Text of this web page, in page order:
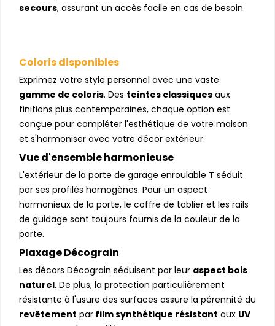
secours, assurant un accès facile en cas de besoin.
Coloris disponibles
Exprimez votre style personnel avec une vaste
gamme de coloris. Des teintes classiques aux
finitions plus contemporaines, chaque option est
conçue pour compléter l'esthétique de votre maison
et s'harmoniser avec votre décor extérieur.
Vue d'ensemble harmonieuse
L'extérieur de la porte de garage enroulable T séduit
par ses profilés homogènes. Pour un aspect
harmonieux de la porte, le coffre de tablier et les rails
de guidage sont toujours fournis de la couleur de la
porte.
Plaxage Décograin
Les décors Décograin séduisent par leur aspect bois
naturel. De plus, la protection particulièrement
résistante à l'usure des surfaces assure la pérennité du
revêtement par film synthétique résistant aux UV